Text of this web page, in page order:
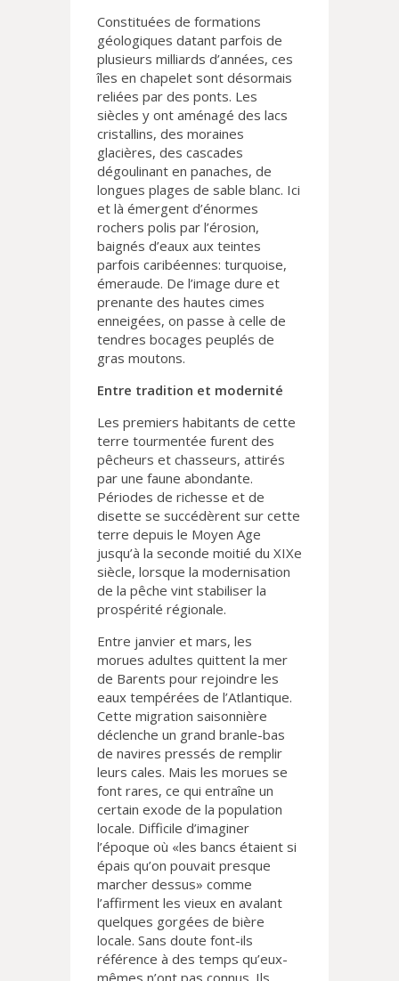
Constituées de formations
géologiques datant parfois de
plusieurs milliards d’années, ces
îles en chapelet sont désormais
reliées par des ponts. Les
siècles y ont aménagé des lacs
cristallins, des moraines
glacières, des cascades
dégoulinant en panaches, de
longues plages de sable blanc. Ici
et là émergent d’énormes
rochers polis par l’érosion,
baignés d’eaux aux teintes
parfois caribéennes: turquoise,
émeraude. De l’image dure et
prenante des hautes cimes
enneigées, on passe à celle de
tendres bocages peuplés de
gras moutons.
Entre tradition et modernité
Les premiers habitants de cette
terre tourmentée furent des
pêcheurs et chasseurs, attirés
par une faune abondante.
Périodes de richesse et de
disette se succédèrent sur cette
terre depuis le Moyen Age
jusqu’à la seconde moitié du XIXe
siècle, lorsque la modernisation
de la pêche vint stabiliser la
prospérité régionale.
Entre janvier et mars, les
morues adultes quittent la mer
de Barents pour rejoindre les
eaux tempérées de l’Atlantique.
Cette migration saisonnière
déclenche un grand branle-bas
de navires pressés de remplir
leurs cales. Mais les morues se
font rares, ce qui entraîne un
certain exode de la population
locale. Difficile d’imaginer
l’époque où «les bancs étaient si
épais qu’on pouvait presque
marcher dessus» comme
l’affirment les vieux en avalant
quelques gorgées de bière
locale. Sans doute font-ils
référence à des temps qu’eux-